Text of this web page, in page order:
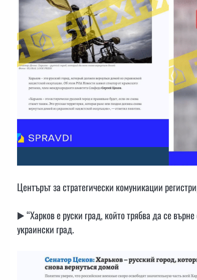
Центърът за стратегически комуникации
▶️ “Харков е руски град, който трябва да се
украински град.